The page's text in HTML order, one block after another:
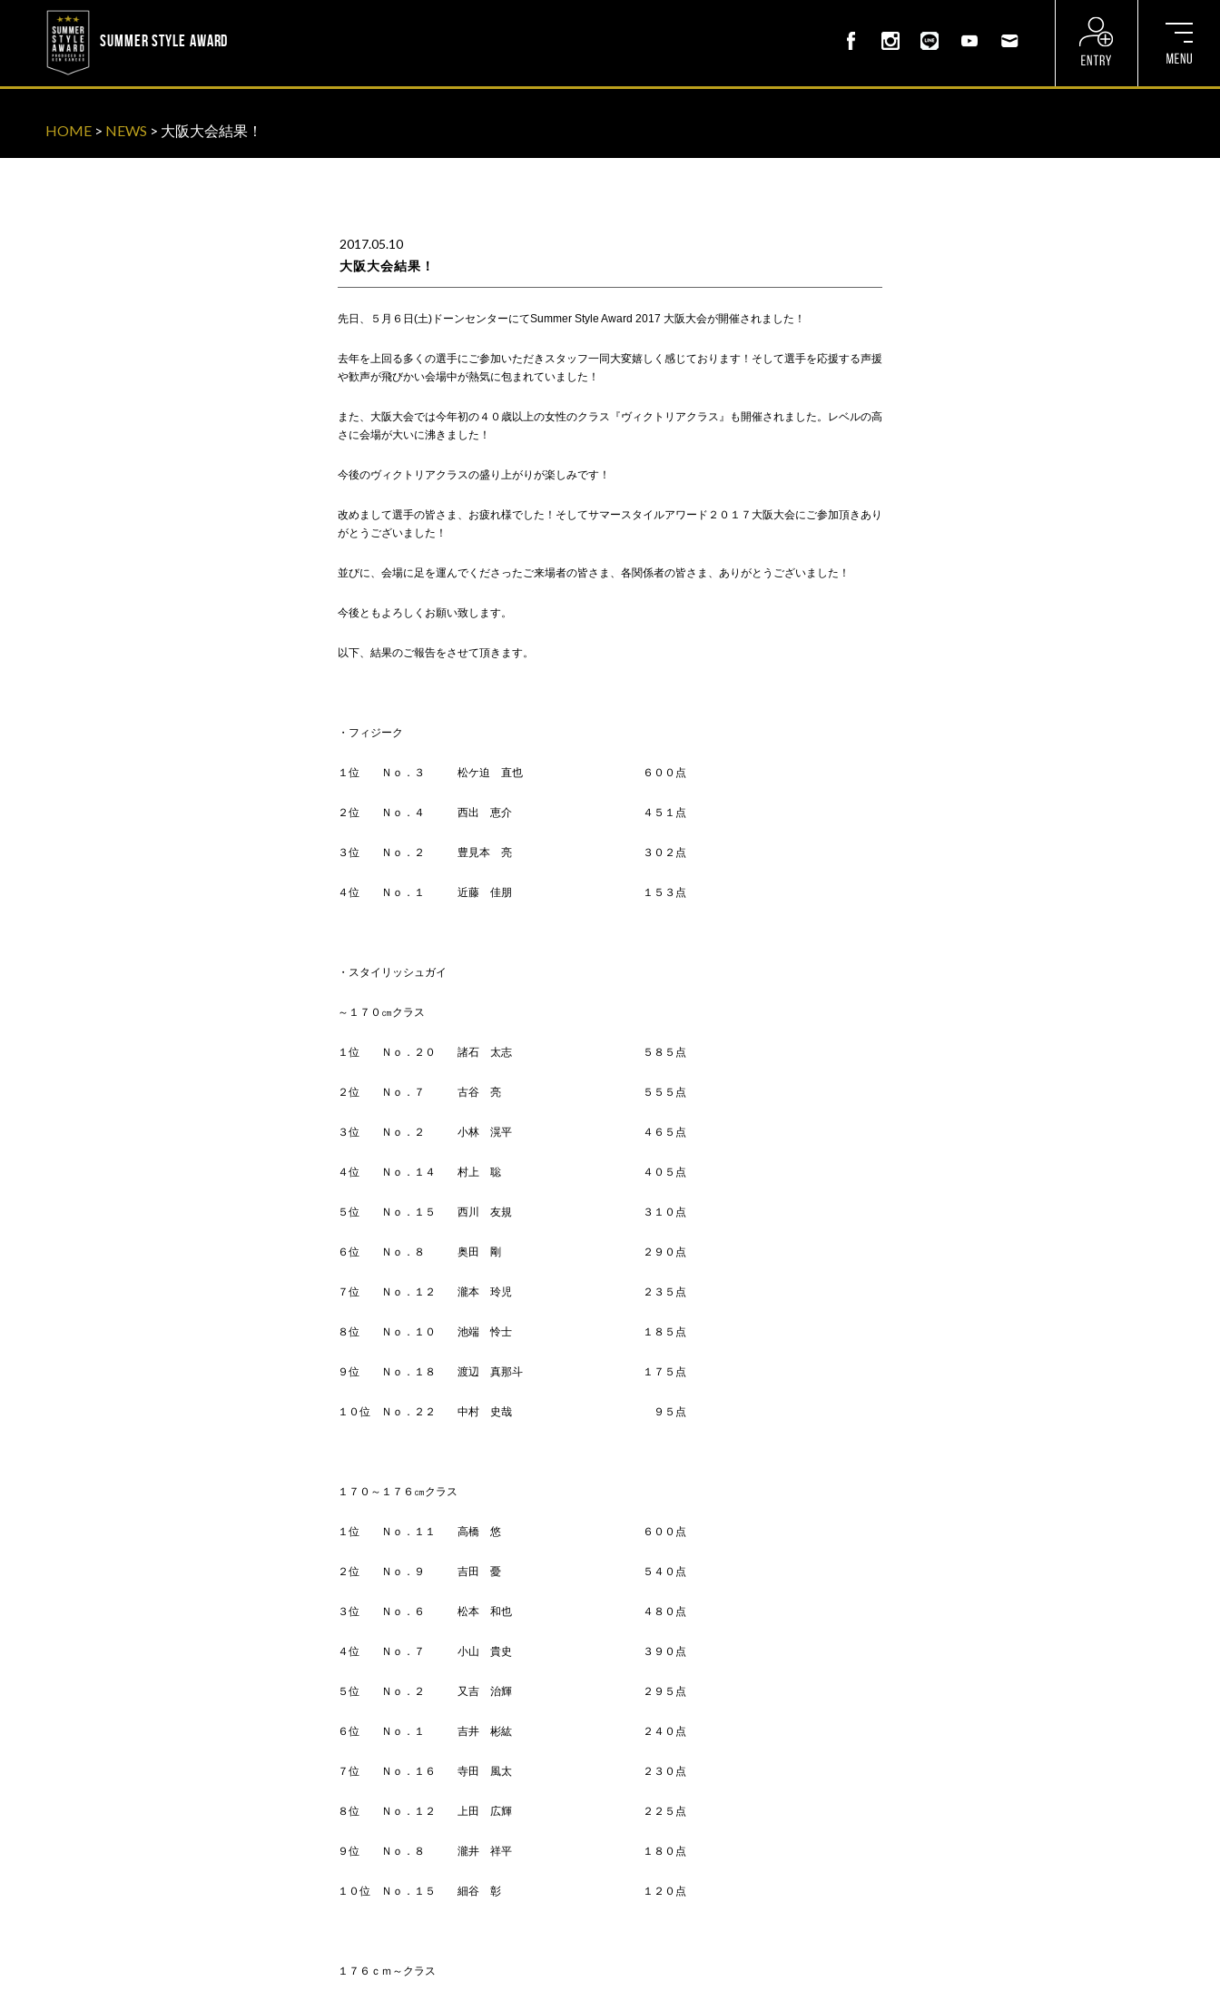
SUMMER STYLE AWARD
HOME > NEWS > 大阪大会結果！
2017.05.10
大阪大会結果！
先日、５月６日(土)ドーンセンターにてSummer Style Award 2017 大阪大会が開催されました！
去年を上回る多くの選手にご参加いただきスタッフ一同大変嬉しく感じております！そして選手を応援する声援
や歓声が飛びかい会場中が熱気に包まれていました！
また、大阪大会では今年初の４０歳以上の女性のクラス『ヴィクトリアクラス』も開催されました。レベルの高
さに会場が大いに沸きました！
今後のヴィクトリアクラスの盛り上がりが楽しみです！
改めまして選手の皆さま、お疲れ様でした！そしてサマースタイルアワード２０１７大阪大会にご参加頂きあり
がとうございました！
並びに、会場に足を運んでくださったご来場者の皆さま、各関係者の皆さま、ありがとうございました！
今後ともよろしくお願い致します。
以下、結果のご報告をさせて頂きます。
・フィジーク
１位 Ｎｏ．３ 松ケ迫 直也 ６００点
２位 Ｎｏ．４ 西出 恵介 ４５１点
３位 Ｎｏ．２ 豊見本 亮 ３０２点
４位 Ｎｏ．１ 近藤 佳朋 １５３点
・スタイリッシュガイ
～１７０㎝クラス
１位 Ｎｏ．２０ 諸石 太志 ５８５点
２位 Ｎｏ．７ 古谷 亮 ５５５点
３位 Ｎｏ．２ 小林 滉平 ４６５点
４位 Ｎｏ．１４ 村上 聡 ４０５点
５位 Ｎｏ．１５ 西川 友規 ３１０点
６位 Ｎｏ．８ 奥田 剛 ２９０点
７位 Ｎｏ．１２ 瀧本 玲児 ２３５点
８位 Ｎｏ．１０ 池端 怜士 １８５点
９位 Ｎｏ．１８ 渡辺 真那斗 １７５点
１０位 Ｎｏ．２２ 中村 史哉 ９５点
１７０～１７６㎝クラス
１位 Ｎｏ．１１ 高橋 悠 ６００点
２位 Ｎｏ．９ 吉田 憂 ５４０点
３位 Ｎｏ．６ 松本 和也 ４８０点
４位 Ｎｏ．７ 小山 貴史 ３９０点
５位 Ｎｏ．２ 又吉 治輝 ２９５点
６位 Ｎｏ．１ 吉井 彬紘 ２４０点
７位 Ｎｏ．１６ 寺田 風太 ２３０点
８位 Ｎｏ．１２ 上田 広輝 ２２５点
９位 Ｎｏ．８ 瀧井 祥平 １８０点
１０位 Ｎｏ．１５ 細谷 彰 １２０点
１７６ｃｍ～クラス